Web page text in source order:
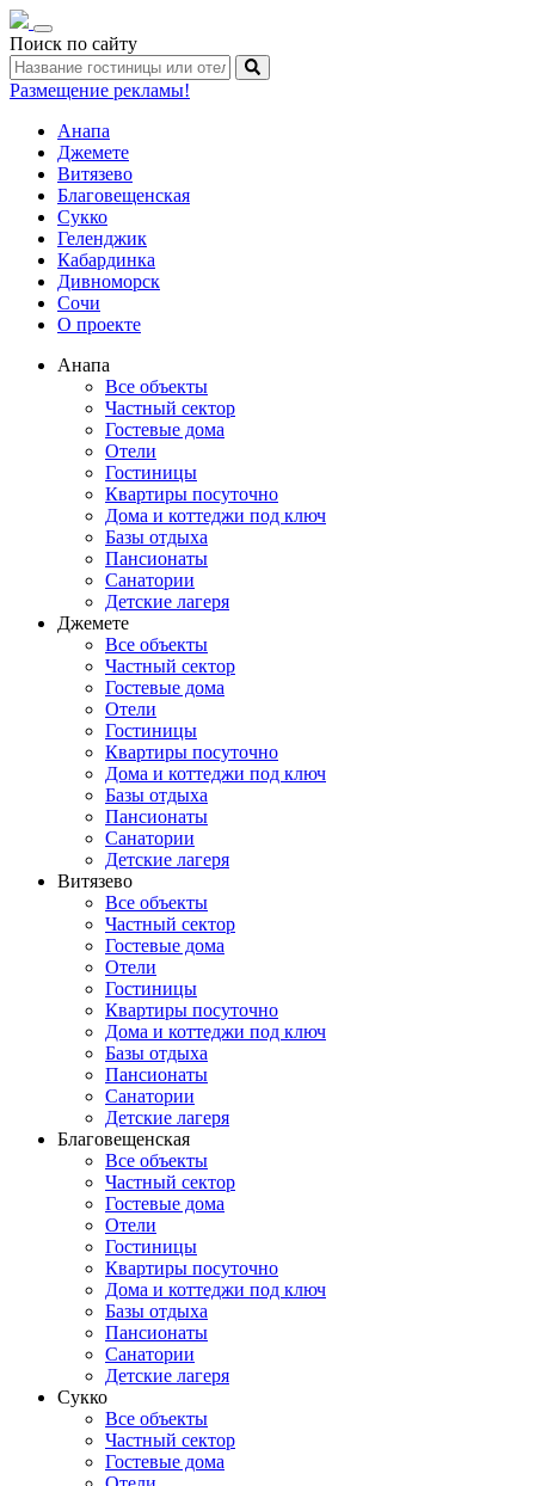
Toggle
navigation
Поиск по сайту
Размещение рекламы!
Анапа
Джемете
Витязево
Благовещенская
Сукко
Геленджик
Кабардинка
Дивноморск
Сочи
О проекте
Анапа
Все объекты
Частный сектор
Гостевые дома
Отели
Гостиницы
Квартиры посуточно
Дома и коттеджи под ключ
Базы отдыха
Пансионаты
Санатории
Детские лагеря
Джемете
Все объекты
Частный сектор
Гостевые дома
Отели
Гостиницы
Квартиры посуточно
Дома и коттеджи под ключ
Базы отдыха
Пансионаты
Санатории
Детские лагеря
Витязево
Все объекты
Частный сектор
Гостевые дома
Отели
Гостиницы
Квартиры посуточно
Дома и коттеджи под ключ
Базы отдыха
Пансионаты
Санатории
Детские лагеря
Благовещенская
Все объекты
Частный сектор
Гостевые дома
Отели
Гостиницы
Квартиры посуточно
Дома и коттеджи под ключ
Базы отдыха
Пансионаты
Санатории
Детские лагеря
Сукко
Все объекты
Частный сектор
Гостевые дома